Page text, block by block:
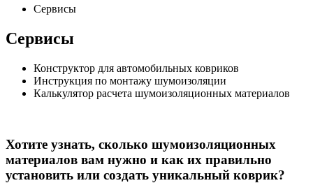
Сервисы
Сервисы
Конструктор для автомобильных ковриков
Инструкция по монтажу шумоизоляции
Калькулятор расчета шумоизоляционных материалов
Хотите узнать, сколько шумоизоляционных
материалов вам нужно и как их правильно
установить или создать уникальный коврик?